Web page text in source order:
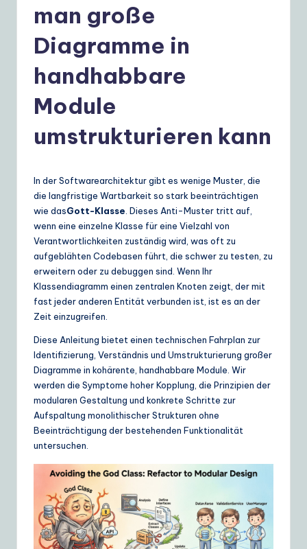
G
m
Y
o
D
ai
ly
G
ui
d
man große
Diagramme in
handhabbare
Module
umstrukturieren kann
In der Softwarearchitektur gibt es wenige Muster, die
die langfristige Wartbarkeit so stark beeinträchtigen
wie dasGott-Klasse . Dieses Anti-Muster tritt auf,
wenn eine einzelne Klasse für eine Vielzahl von
Verantwortlichkeiten zuständig wird, was oft zu
aufgeblähten Codebasen führt, die schwer zu testen, zu
erweitern oder zu debuggen sind. Wenn Ihr
Klassendiagramm einen zentralen Knoten zeigt, der mit
fast jeder anderen Entität verbunden ist, ist es an der
Zeit einzugreifen.
Diese Anleitung bietet einen technischen Fahrplan zur
Identifizierung, Verständnis und Umstrukturierung großer
Diagramme in kohärente, handhabbare Module. Wir
werden die Symptome hoher Kopplung, die Prinzipien der
modularen Gestaltung und konkrete Schritte zur
Aufspaltung monolithischer Strukturen ohne
Beeinträchtigung der bestehenden Funktionalität
untersuchen.